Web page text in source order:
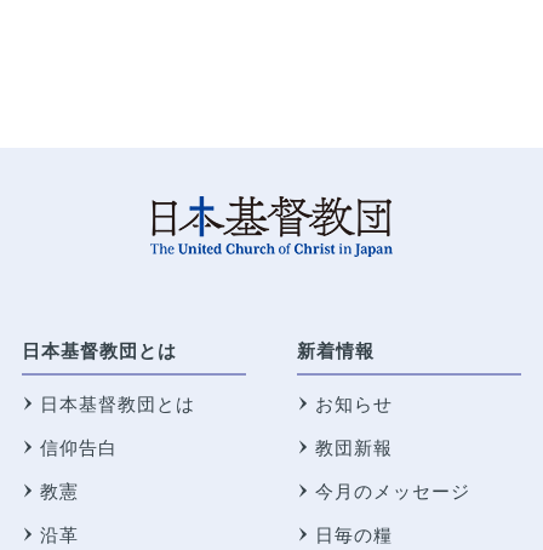
日本基督教団とは
日本基督教団とは
信仰告白
教憲
沿革
新着情報
お知らせ
教団新報
今月のメッセージ
日毎の糧